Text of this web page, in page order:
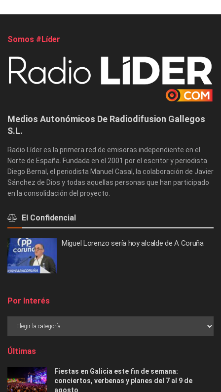
Somos #Líder
Medios Autonómicos De Radiodifusion Gallegos
S.L.
Radio Líder es la primera red de emisoras independiente en el
Norte de España. Fundada en el 2001 por el escritor y periodista
Diego Bernal, el periodista Manuel Casal, la colaboración de Javier
Sánchez de Dios y todas aquellas personas que han participado
en la consolidación del proyecto.
El Confidencial
Miguel Lorenzo sería hoy alcalde de A Coruña
Por Interés
Últimas
Fiestas en Galicia este fin de semana:
conciertos, verbenas y planes del 7 al 9 de
agosto